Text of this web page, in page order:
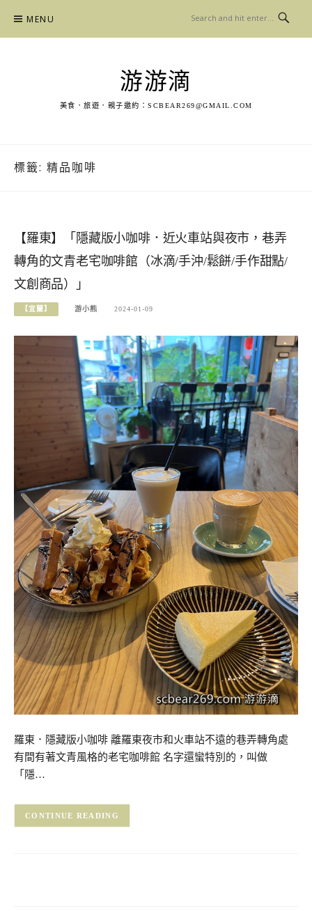
content
MENU
游游滴
美食．旅遊．親子邀約： SCBEAR269@GMAIL.COM
標籤: 精品咖啡
【羅東】「隱藏版小咖啡．近火車站與夜市，巷弄
轉角的文青老宅咖啡館（冰滴/手沖/鬆餅/手作甜點/
文創商品）」
【宜蘭】 游小熊 2024-01-09
羅東．隱藏版小咖啡 離羅東夜市和火車站不遠的巷弄轉角處
有間有著文青風格的老宅咖啡館 名字還蠻特別的，叫做
「隱…
CONTINUE READING